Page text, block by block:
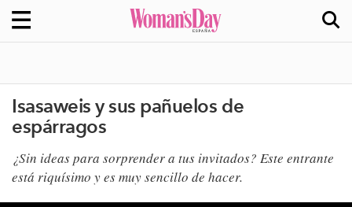
Isasaweis y sus pañuelos de
espárragos
​¿Sin ideas para sorprender a tus invitados? Este entrante
está riquísimo y es muy sencillo de hacer.